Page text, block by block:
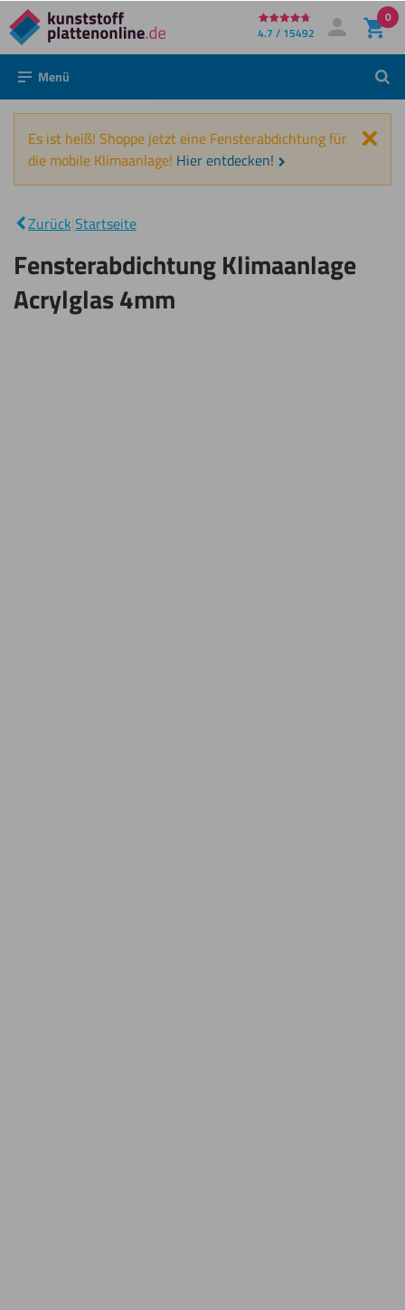
Direkt
zum
Inhalt
4.7 / 15492 Mein Konto
Anmelden
0
Menü
Es ist heiß! Shoppe jetzt eine Fensterabdichtung für
die mobile Klimaanlage! Hier entdecken!
Zurück Startseite
Klimaanlage
Acrylglas 4mm
Fensterabdichtung Klimaanlage
Acrylglas 4mm